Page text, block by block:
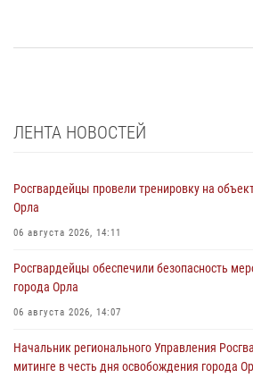
ЛЕНТА НОВОСТЕЙ
Росгвардейцы провели тренировку на
Орла
06 августа 2026, 14:11
Росгвардейцы обеспечили безопасность
города Орла
06 августа 2026, 14:07
Начальник регионального Управления
митинге в честь дня освобождения города